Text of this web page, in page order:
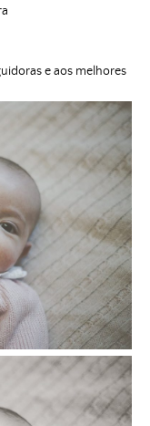
e aos melhores